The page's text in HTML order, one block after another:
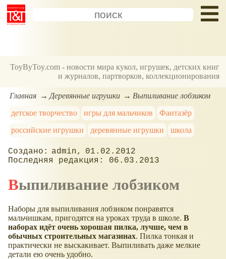
ToyByToy.com - новости мира кукол, игрушек, детских книг
и журналов, партворков, коллекционирования
Главная Деревянные игрушки
Выпиливание лобзиком
детское творчество
игры для мальчиков
Фантазёр
российские игрушки
деревянные игрушки школа
admin
01.02.2012
06.03.2013
Выпиливание лобзиком
Наборы для выпиливания лобзиком понравятся
мальчишкам, пригодятся на уроках труда в школе. В
наборах идёт очень хорошая пилка, лучше, чем в
обычных строительных магазинах. Пилка тонкая и
практически не выскакивает. Выпиливать даже мелкие
детали ею очень удобно.